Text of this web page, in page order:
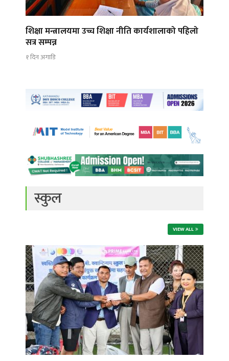
शिक्षा मन्त्रालयमा उच्च शिक्षा नीति कार्यशालाको पहिलो
सत्र सम्पन्न
१ दिन अगाडि
स्कुल
VIEW ALL